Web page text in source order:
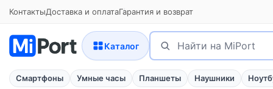
КонтактыДоставка и оплатаГарантия и возврат
Каталог
Поиск
Найти
Смартфоны Умные часы Планшеты Наушники